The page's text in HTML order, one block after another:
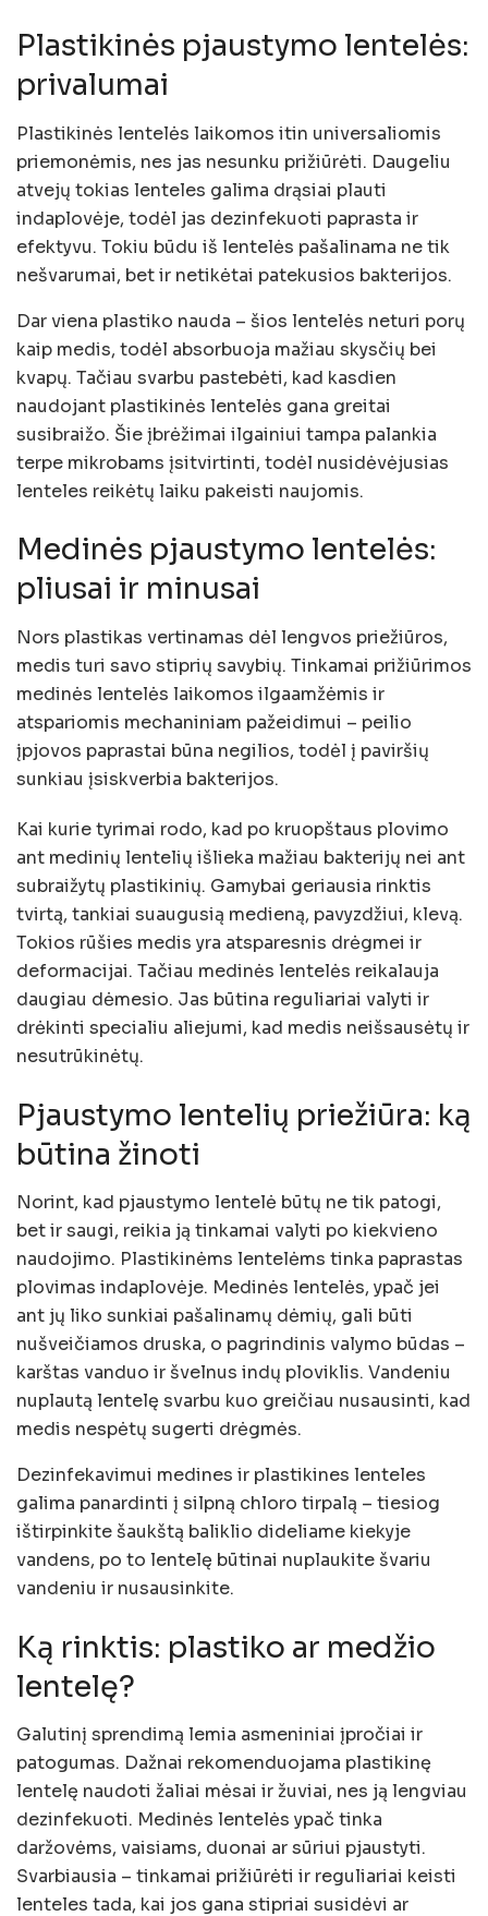
Plastikinės pjaustymo lentelės:
privalumai
Plastikinės lentelės laikomos itin universaliomis
priemonėmis, nes jas nesunku prižiūrėti. Daugeliu
atvejų tokias lenteles galima drąsiai plauti
indaplovėje, todėl jas dezinfekuoti paprasta ir
efektyvu. Tokiu būdu iš lentelės pašalinama ne tik
nešvarumai, bet ir netikėtai patekusios bakterijos.
Dar viena plastiko nauda – šios lentelės neturi porų
kaip medis, todėl absorbuoja mažiau skysčių bei
kvapų. Tačiau svarbu pastebėti, kad kasdien
naudojant plastikinės lentelės gana greitai
susibraižo. Šie įbrėžimai ilgainiui tampa palankia
terpe mikrobams įsitvirtinti, todėl nusidėvėjusias
lenteles reikėtų laiku pakeisti naujomis.
Medinės pjaustymo lentelės:
pliusai ir minusai
Nors plastikas vertinamas dėl lengvos priežiūros,
medis turi savo stiprių savybių. Tinkamai prižiūrimos
medinės lentelės laikomos ilgaamžėmis ir
atspariomis mechaniniam pažeidimui – peilio
įpjovos paprastai būna negilios, todėl į paviršių
sunkiau įsiskverbia bakterijos.
Kai kurie tyrimai rodo, kad po kruopštaus plovimo
ant medinių lentelių išlieka mažiau bakterijų nei ant
subraižytų plastikinių. Gamybai geriausia rinktis
tvirtą, tankiai suaugusią medieną, pavyzdžiui, klevą.
Tokios rūšies medis yra atsparesnis drėgmei ir
deformacijai. Tačiau medinės lentelės reikalauja
daugiau dėmesio. Jas būtina reguliariai valyti ir
drėkinti specialiu aliejumi, kad medis neišsausėtų ir
nesutrūkinėtų.
Pjaustymo lentelių priežiūra: ką
būtina žinoti
Norint, kad pjaustymo lentelė būtų ne tik patogi,
bet ir saugi, reikia ją tinkamai valyti po kiekvieno
naudojimo. Plastikinėms lentelėms tinka paprastas
plovimas indaplovėje. Medinės lentelės, ypač jei
ant jų liko sunkiai pašalinamų dėmių, gali būti
nušveičiamos druska, o pagrindinis valymo būdas –
karštas vanduo ir švelnus indų ploviklis. Vandeniu
nuplautą lentelę svarbu kuo greičiau nusausinti, kad
medis nespėtų sugerti drėgmės.
Dezinfekavimui medines ir plastikines lenteles
galima panardinti į silpną chloro tirpalą – tiesiog
ištirpinkite šaukštą baliklio dideliame kiekyje
vandens, po to lentelę būtinai nuplaukite švariu
vandeniu ir nusausinkite.
Ką rinktis: plastiko ar medžio
lentelę?
Galutinį sprendimą lemia asmeniniai įpročiai ir
patogumas. Dažnai rekomenduojama plastikinę
lentelę naudoti žaliai mėsai ir žuviai, nes ją lengviau
dezinfekuoti. Medinės lentelės ypač tinka
daržovėms, vaisiams, duonai ar sūriui pjaustyti.
Svarbiausia – tinkamai prižiūrėti ir reguliariai keisti
lenteles tada, kai jos gana stipriai susidėvi ar